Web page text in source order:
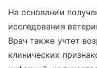
На основании
исследования
Врач также учтет
клинических